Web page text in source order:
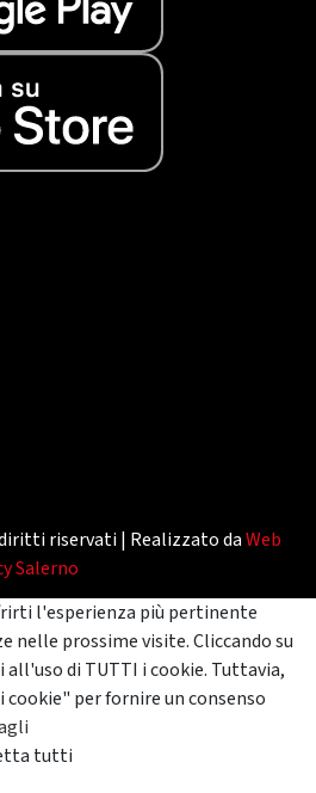
riservati | Realizzato daWeb
Salerno
l'esperienza più pertinente
nelle prossime visite. Cliccando su
di TUTTI i cookie. Tuttavia,
per fornire un consenso
tutti